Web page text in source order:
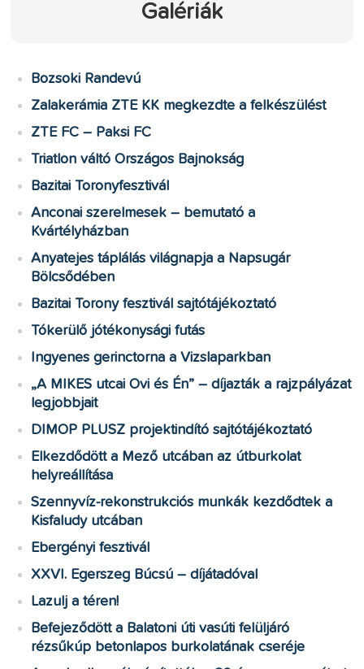
Galériák
Bozsoki Randevú
Zalakerámia ZTE KK megkezdte a felkészülést
ZTE FC – Paksi FC
Triatlon váltó Országos Bajnokság
Bazitai Toronyfesztivál
Anconai szerelmesek – bemutató a
Kvártélyházban
Anyatejes táplálás világnapja a Napsugár
Bölcsődében
Bazitai Torony fesztivál sajtótájékoztató
Tókerülő jótékonysági futás
Ingyenes gerinctorna a Vizslaparkban
„A MIKES utcai Ovi és Én” – díjazták a rajzpályázat
legjobbjait
DIMOP PLUSZ projektindító sajtótájékoztató
Elkezdődött a Mező utcában az útburkolat
helyreállítása
Szennyvíz-rekonstrukciós munkák kezdődtek a
Kisfaludy utcában
Ebergényi fesztivál
XXVI. Egerszeg Búcsú – díjátadóval
Lazulj a téren!
Befejeződött a Balatoni úti vasúti felüljáró
rézsűkúp betonlapos burkolatának cseréje